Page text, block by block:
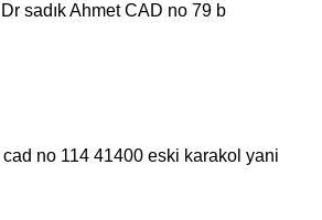
sadık Ahmet CAD no 79 b
no 114 41400 eski karakol yani